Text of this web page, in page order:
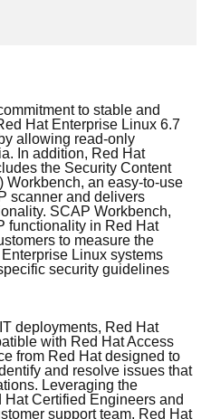
to stable and
Hat Enterprise Linux 6.7
allowing read-only
In addition, Red Hat
the Security Content
an easy-to-use
scanner and delivers
SCAP Workbench,
functionality in Red Hat
to measure the
Linux systems
security guidelines
deployments, Red Hat
with Red Hat Access
from Red Hat designed to
and resolve issues that
Leveraging the
Certified Engineers and
support team, Red Hat